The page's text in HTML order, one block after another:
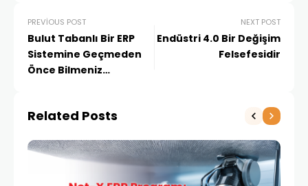
PREVIOUS POST
Bulut Tabanlı Bir ERP
Sistemine Geçmeden
Önce Bilmeniz
NEXT POST
Endüstri 4.0 Bir Değişim
Felsefesidir
Related Posts